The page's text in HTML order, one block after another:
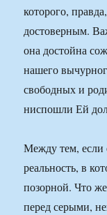
которого,
достоверным.
она достойна
нашего
свободных и
ниспошли Ей
Между тем, если
реальность, в
позорной. Что
перед серыми,